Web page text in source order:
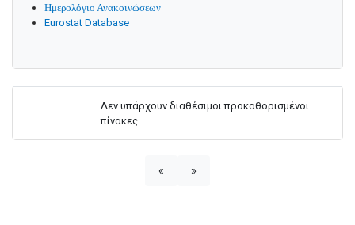
Ημερολόγιο Ανακοινώσεων
Eurostat Database
Δεν υπάρχουν διαθέσιμοι προκαθορισμένοι
πίνακες.
« »